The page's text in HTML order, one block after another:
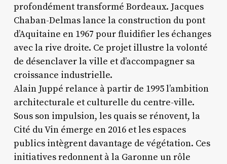
profondément transformé Bordeaux. Jacques
Chaban-Delmas lance la construction du pont
d’Aquitaine en 1967 pour fluidifier les échanges
avec la rive droite. Ce projet illustre la volonté
de désenclaver la ville et d’accompagner sa
croissance industrielle.
Alain Juppé relance à partir de 1995 l’ambition
architecturale et culturelle du centre-ville.
Sous son impulsion, les quais se rénovent, la
Cité du Vin émerge en 2016 et les espaces
publics intègrent davantage de végétation. Ces
initiatives redonnent à la Garonne un rôle